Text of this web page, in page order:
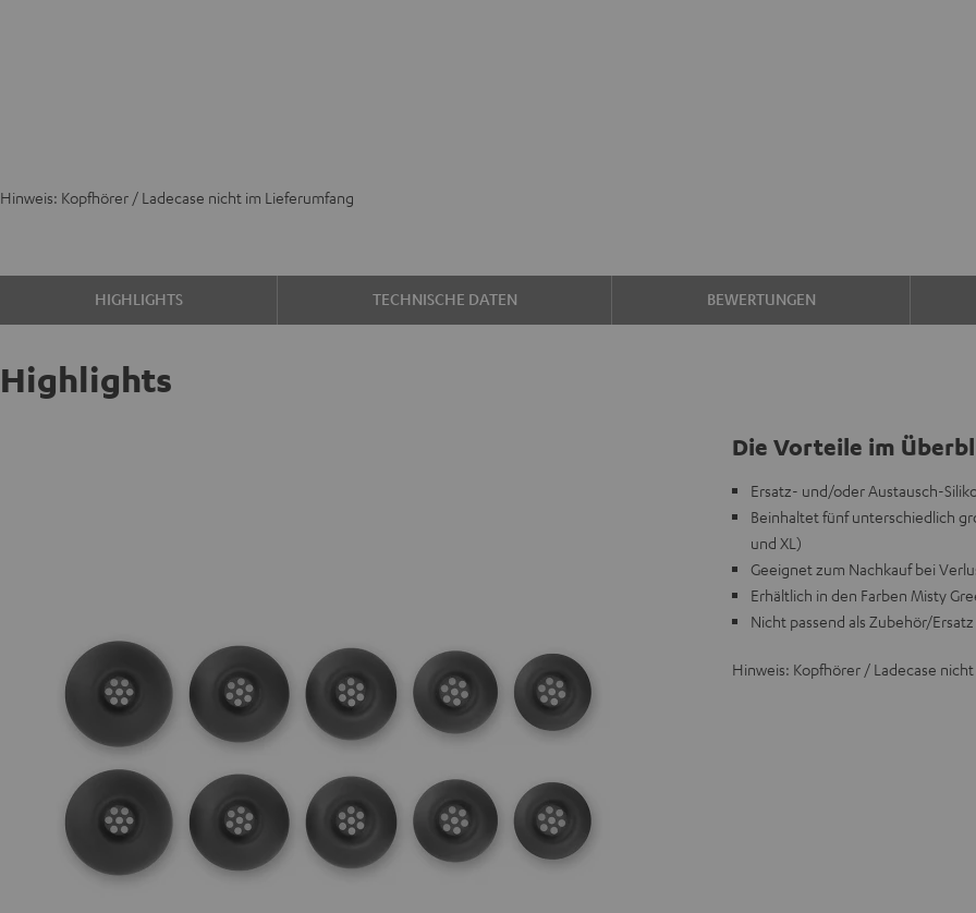
Hinweis: Kopfhörer / Ladecase nicht im Lieferumfang
HIGHLIGHTS TECHNISCHE DATEN BEWERTUNGEN
Highlights
Die Vorteile im
Ersatz- und/oder Austausch-
Beinhaltet fünf unterschiedlich
und XL)
Geeignet zum Nachkauf bei
Erhältlich in den Farben Misty
Nicht passend als Zubehör/Ersatz
Hinweis: Kopfhörer / Ladecase